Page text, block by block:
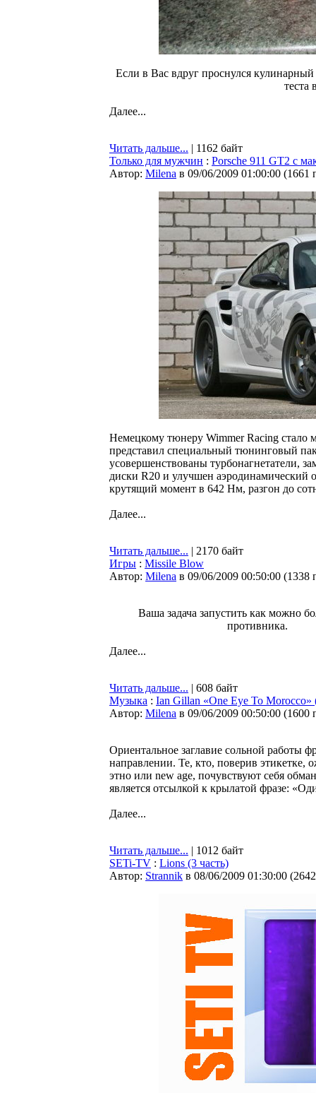
Если в Вас вдруг проснулся кулинарный
теста
Далее...
Читать дальше... | 1162 байт
Только для мужчин : Porsche 911 GT2 с
Автор: Milena в 09/06/2009 01:00:00 (1661
Немецкому тюнеру Wimmer Racing стало
представил специальный тюнинговый
усовершенствованы турбонагнетатели,
диски R20 и улучшен аэродинамический
крутящий момент в 642 Нм, разгон до
Далее...
Читать дальше... | 2170 байт
Игры : Missile Blow
Автор: Milena в 09/06/2009 00:50:00 (1338
Ваша задача запустить как можно
противника.
Далее...
Читать дальше... | 608 байт
Музыка : Ian Gillan «One Eye To Morocco»
Автор: Milena в 09/06/2009 00:50:00 (1600
Ориентальное заглавие сольной работы
направлении. Те, кто, поверив этикетке,
этно или new age, почувствуют себя
является отсылкой к крылатой фразе:
Далее...
Читать дальше... | 1012 байт
SETi-TV : Lions (3 часть)
Автор: Strannik в 08/06/2009 01:30:00 (